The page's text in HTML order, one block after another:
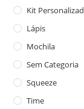
Kit
Lápis
Mochila
Sem Categoria
Squeeze
Time